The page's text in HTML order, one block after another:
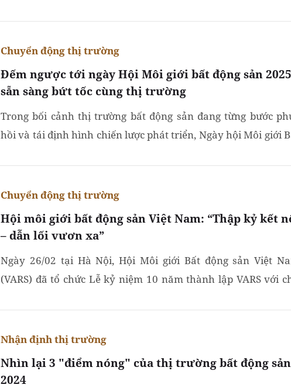
Đếm ngược tới ngày Hội Môi giới bất động sản
sẵn sàng bứt tốc cùng thị trường
Chuyển động thị trường
Trong bối cảnh thị trường bất động sản đang từng bước
hồi và tái định hình chiến lược phát triển, Ngày hội Môi giới
Hội môi giới bất động sản Việt Nam: “Thập kỷ kết
– dẫn lối vươn xa”
Chuyển động thị trường
Ngày 26/02 tại Hà Nội, Hội Môi giới Bất động sản Việt
(VARS) đã tổ chức Lễ kỷ niệm 10 năm thành lập VARS với
Nhìn lại 3 "điểm nóng" của thị trường bất động sản
2024
Nhận định thị trường